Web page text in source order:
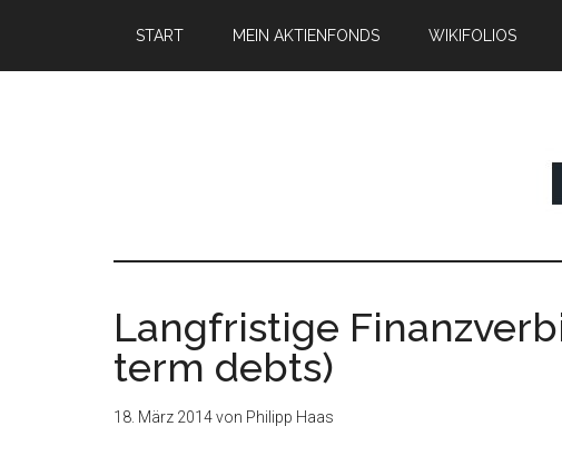
START MEIN AKTIENFONDS WIKIFOLIOS
Langfristige
term debts)
18. März 2014von Philipp Haas